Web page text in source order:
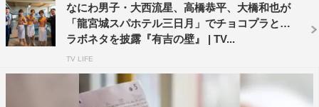
マヂカルラブリー もう中学生
三四郎 佐藤栞里 四千頭身
椿鬼奴
なにわ男子・大西流星、高橋恭平、大橋和也が
「龍宮城スパホテル三日月」でチョコプラとコ
ラボネタを披露『有吉の壁』 | TV...
TV LIFE